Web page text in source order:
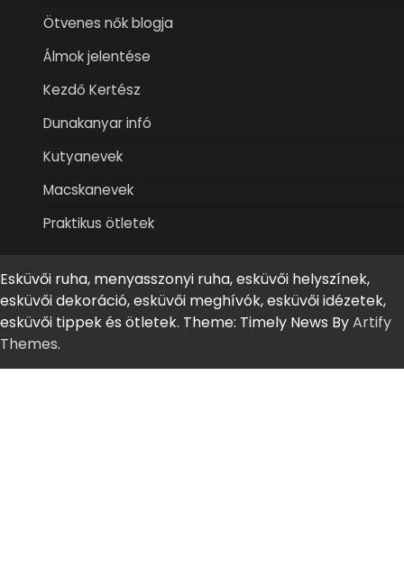
Ötvenes nők blogja
Álmok jelentése
Kezdő Kertész
Dunakanyar infó
Kutyanevek
Macskanevek
Praktikus ötletek
Esküvői ruha, menyasszonyi ruha, esküvői helyszínek,
esküvői dekoráció, esküvői meghívók, esküvői idézetek,
esküvői tippek és ötletek. Theme: Timely News ByArtify
Themes.